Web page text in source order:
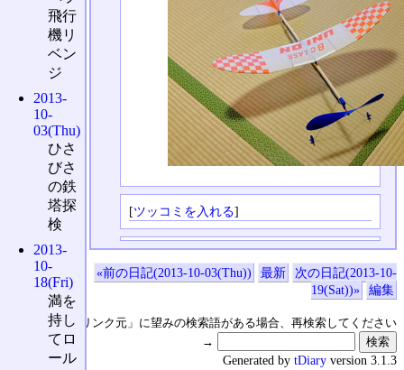
[ツッコミを入れる]
«前の日記(2013-10-03(Thu)) 最新
次の日記(2013-10-
19(Sat))»
編集
↑の「本日のリンク元」に望みの検索語がある場合、再検索してください
→
飛行
機リ
ベン
ジ
2013-
10-
03(Thu)
ひさ
びさ
の鉄
塔探
検
2013-
10-
18(Fri)
満を
持し
てロ
ール
Generated by tDiary version 3.1.3